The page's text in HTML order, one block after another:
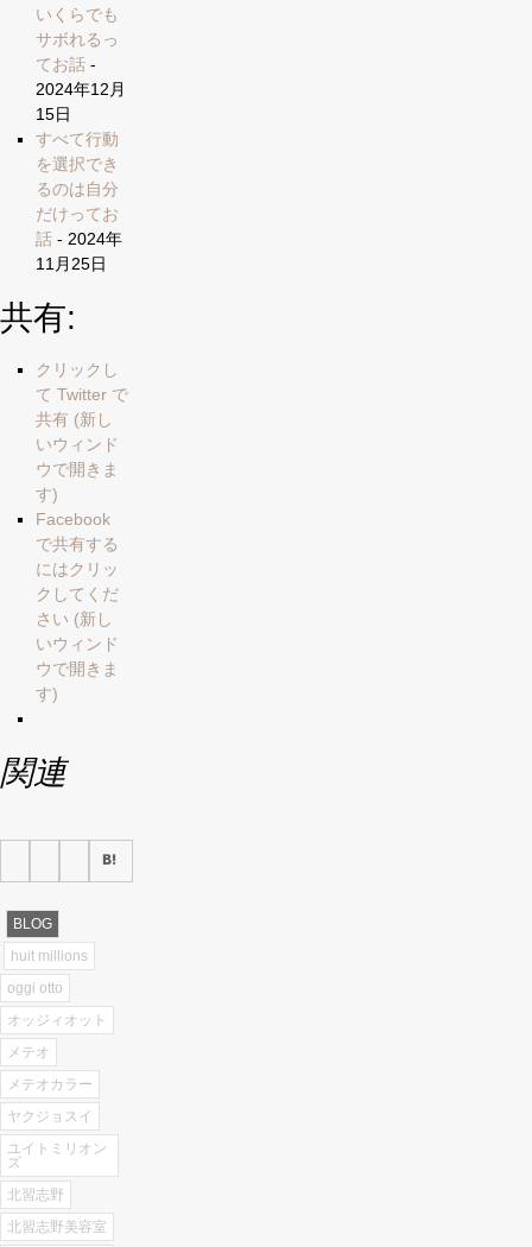
いくらでも
サボれるっ
てお話 -
2024年12月
15日
すべて行動
を選択でき
るのは自分
だけってお
話 - 2024年
11月25日
共有:
クリックし
て Twitter で
共有 (新し
いウィンド
ウで開きま
す)
Facebook
で共有する
にはクリッ
クしてくだ
さい (新し
いウィンド
ウで開きま
す)
関連
BLOG
huit millions
oggi otto
オッジィオット
メテオ
メテオカラー
ヤクジョスイ
ユイトミリオン
ズ
北習志野
北習志野美容室